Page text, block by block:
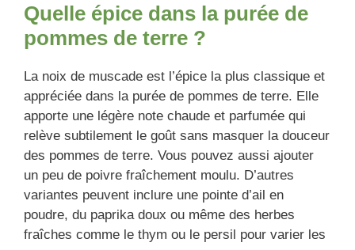
Quelle épice dans la purée de
pommes de terre ?
La noix de muscade est l’épice la plus classique et
appréciée dans la purée de pommes de terre. Elle
apporte une légère note chaude et parfumée qui
relève subtilement le goût sans masquer la douceur
des pommes de terre. Vous pouvez aussi ajouter
un peu de poivre fraîchement moulu. D’autres
variantes peuvent inclure une pointe d’ail en
poudre, du paprika doux ou même des herbes
fraîches comme le thym ou le persil pour varier les